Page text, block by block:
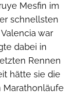
Mesfin im
schnellsten
war
dabei in
Rennen
hätte sie die
Marathonläufe